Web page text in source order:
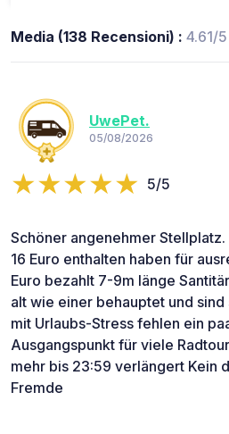
Media (138 Recensioni) : 4.61/5
UwePet.
05/08/2026
5/5
Schöner angenehmer
16 Euro enthalten haben für
Euro bezahlt 7-9m länge
alt wie einer behauptet und sind
mit Urlaubs-Stress fehlen ein
Ausgangspunkt für viele
mehr bis 23:59 verlängert Kein
Fremde